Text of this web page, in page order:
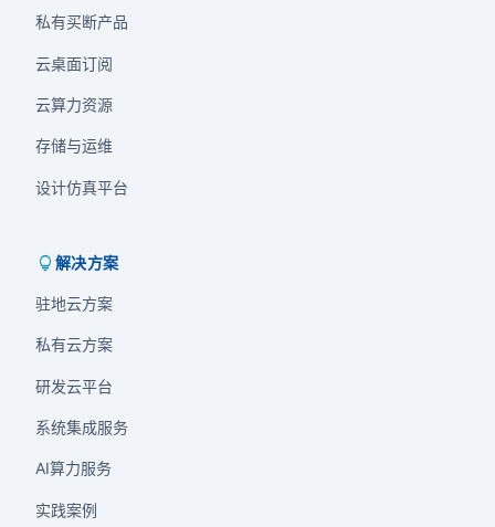
私有买断产品
云桌面订阅
云算力资源
存储与运维
设计仿真平台
lightbulb 解决方案
驻地云方案
私有云方案
研发云平台
系统集成服务
AI算力服务
实践案例